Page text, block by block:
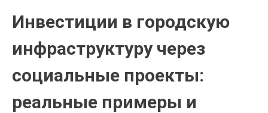
Инвестиции в городскую
инфраструктуру через
социальные проекты:
реальные примеры и